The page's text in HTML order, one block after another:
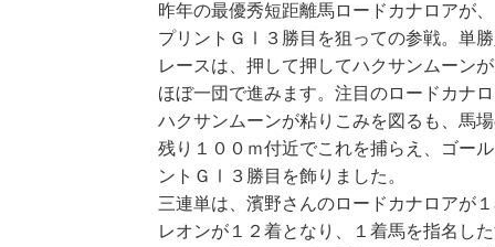
昨年の最優秀短距離馬ロードカナロアが
プリントＧⅠ３勝目を狙っての参戦。単
レースは、押して押してハクサンムーン
ほぼ一団で進みます。注目のロードカナ
ハクサンムーンが粘りこみを図るも、馬
残り１００ｍ付近でこれを捕らえ、ゴー
ントＧⅠ３勝目を飾りました。
三連単は、濱野さんのロードカナロアが
レオンが１２着となり、１着馬を指名し